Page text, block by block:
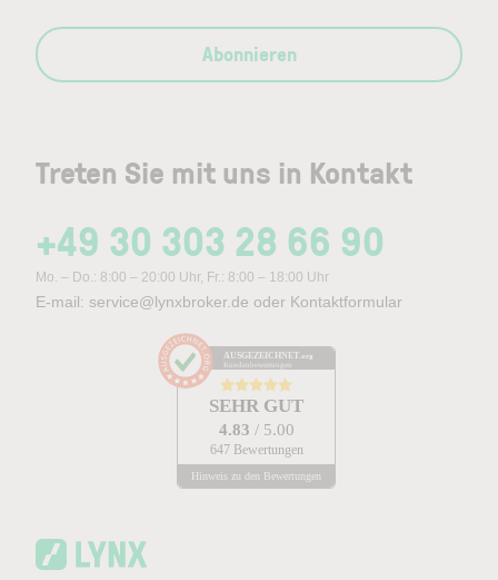
Treten Sie mit uns in Kontakt
+49 30 303 28 66 90
Mo. – Do.: 8:00 – 20:00 Uhr, Fr.: 8:00 – 18:00 Uhr
E-mail: service@lynxbroker.de oder Kontaktformular
AUSGEZEICHNET .org
Kundenbewertungen
SEHR GUT
4.83 / 5.00
647 Bewertungen
Hinweis zu den Bewertungen
Abonnieren